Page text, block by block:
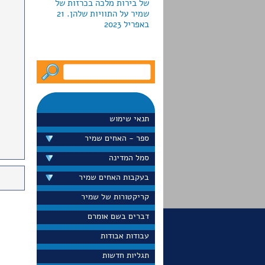
לקראת חג החנוכה2022 מוציאה
גלריה פרקש ביפו כרזות
צבאיות למכירה; חמש מהן
המחירים נעים מ-790 עד יותר
מ-5000 דולר
דייויד סלע הציג בערוץ 13 את
כרזת הדואר "הקדם במשלוח
ברכותיך לחגים" שעיצבו
האחים שמיר בראשית שנות
ה-60 הוא גם הציג את הכרזה
באתר הפופולרי שלו
"נוסטלגיה". ספטמבר 2022
תנאי שימוש
ספר - האחים שמיר
סמל המדינה
בעקבות האחים שמיר
קריקטורות של שמיר
דברים בשם אומרם
עבודות אבודות
תגליות חדשות